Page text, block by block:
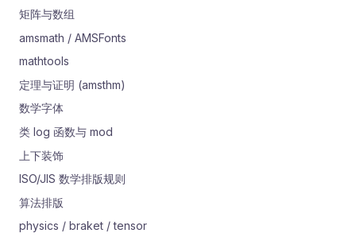
矩阵与数组
amsmath / AMSFonts
mathtools
定理与证明 (amsthm)
数学字体
类 log 函数与 mod
上下装饰
ISO/JIS 数学排版规则
算法排版
physics / braket / tensor